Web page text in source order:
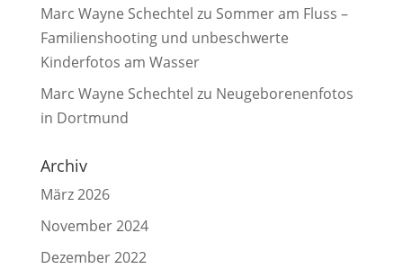
Marc Wayne Schechtel zu Sommer am Fluss –
Familienshooting und unbeschwerte
Kinderfotos am Wasser
Marc Wayne Schechtel zu Neugeborenenfotos
in Dortmund
Archiv
März 2026
November 2024
Dezember 2022